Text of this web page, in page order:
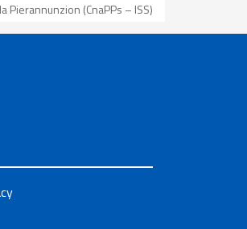
Pierannunzion (CnaPPs – ISS)